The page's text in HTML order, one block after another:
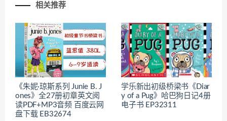
相关推荐
《朱妮·琼斯系列 Junie B. J
ones》全27册初章英文阅
读PDF+MP3音频 百度云网
盘下载 EB32674
学乐新出初级桥梁书《Diar
y of a Pug》哈巴狗日记4册
电子书 EP32311